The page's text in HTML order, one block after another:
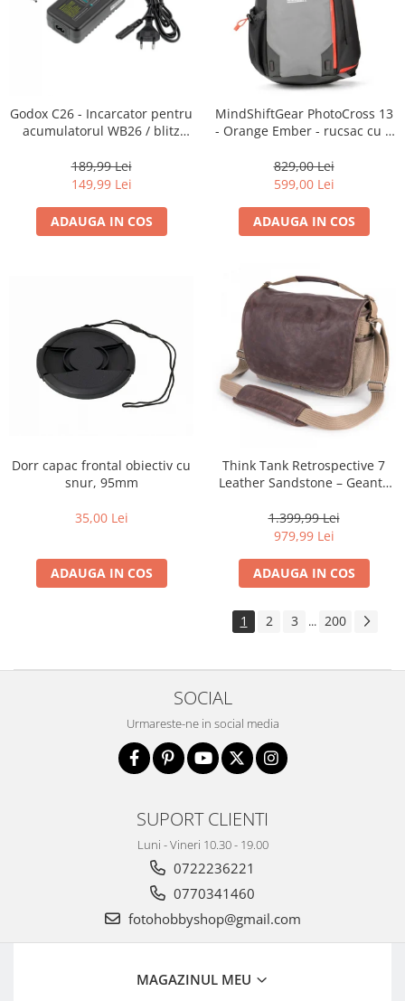
Godox C26 - Incarcator pentru
acumulatorul WB26 / blitz
189,99 Lei
149,99 Lei
ADAUGA IN COS
MindShiftGear PhotoCross 13
- Orange Ember - rucsac cu o
829,00 Lei
599,00 Lei
ADAUGA IN COS
Dorr capac frontal obiectiv cu
snur, 95mm
35,00 Lei
ADAUGA IN COS
Think Tank Retrospective 7
Leather Sandstone – Geantă
DSLR/Mirrorless
1.399,99 Lei
979,99 Lei
ADAUGA IN COS
1 2 3 ... 200
SOCIAL
Urmareste-ne in social media
SUPORT CLIENTI
Luni - Vineri 10.30 - 19.00
0722236221
0770341460
fotohobbyshop@gmail.com
MAGAZINUL MEU